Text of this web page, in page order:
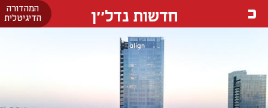
המהדורה
הדיגיטלית
חדשות נדל''ן